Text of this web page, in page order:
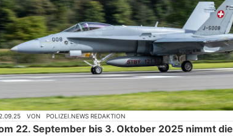
VON POLIZEI.NEWS REDAKTION
22. September bis 3. Oktober 2025 nimmt die